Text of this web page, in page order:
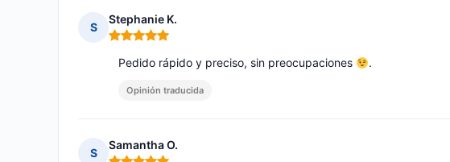
S
Stephanie K.
Nota: 5 de 5
Pedido rápido y preciso, sin preocupaciones .
Opinión traducida
S
Samantha O.